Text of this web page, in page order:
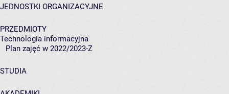
JEDNOSTKI ORGANIZACYJNE
PRZEDMIOTY
Technologia informacyjna
Plan zajęć w 2022/2023-Z
STUDIA